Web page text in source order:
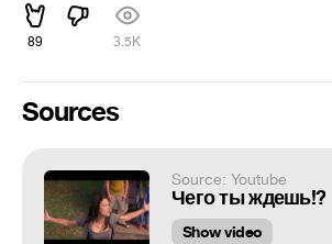
89 3.5K
Sources
Source: Youtube
Чего ты ждешь!?
Show video